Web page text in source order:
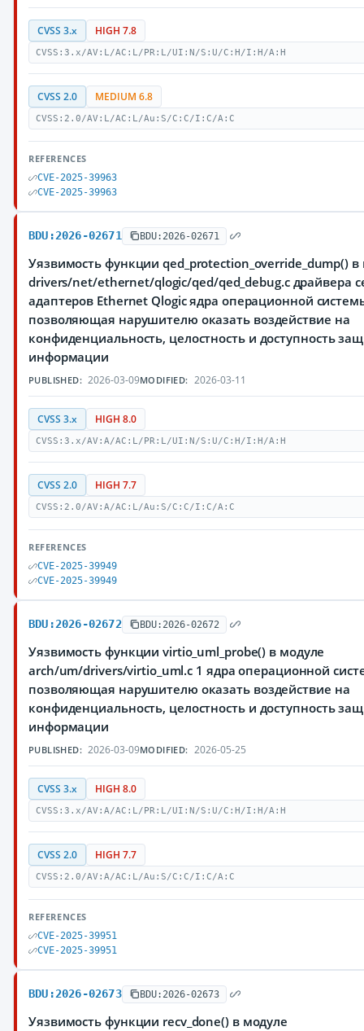
CVSS 3.x HIGH 7.8
CVSS:3.x/AV:L/AC:L/PR:L/UI:N/S:U/C:H/I:H/A:H
CVSS 2.0 MEDIUM 6.8
CVSS:2.0/AV:L/AC:L/Au:S/C:C/I:C/A:C
REFERENCES
CVE-2025-39963
CVE-2025-39963
BDU:2026-02671 BDU:2026-02671
Уязвимость функции qed_protection_override_dump() в
drivers/net/ethernet/qlogic/qed/qed_debug.c драйвера
адаптеров Ethernet Qlogic ядра операционной
позволяющая нарушителю оказать воздействие на
конфиденциальность, целостность и доступность
информации
PUBLISHED: 2026-03-09MODIFIED: 2026-03-11
CVSS 3.x HIGH 8.0
CVSS:3.x/AV:A/AC:L/PR:L/UI:N/S:U/C:H/I:H/A:H
CVSS 2.0 HIGH 7.7
CVSS:2.0/AV:A/AC:L/Au:S/C:C/I:C/A:C
REFERENCES
CVE-2025-39949
CVE-2025-39949
BDU:2026-02672 BDU:2026-02672
Уязвимость функции virtio_uml_probe() в модуле
arch/um/drivers/virtio_uml.c 1 ядра операционной
позволяющая нарушителю оказать воздействие на
конфиденциальность, целостность и доступность
информации
PUBLISHED: 2026-03-09MODIFIED: 2026-05-25
CVSS 3.x HIGH 8.0
CVSS:3.x/AV:A/AC:L/PR:L/UI:N/S:U/C:H/I:H/A:H
CVSS 2.0 HIGH 7.7
CVSS:2.0/AV:A/AC:L/Au:S/C:C/I:C/A:C
REFERENCES
CVE-2025-39951
CVE-2025-39951
BDU:2026-02673 BDU:2026-02673
Уязвимость функции recv_done() в модуле